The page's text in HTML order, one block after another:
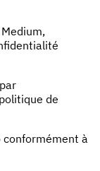
de
conformément à